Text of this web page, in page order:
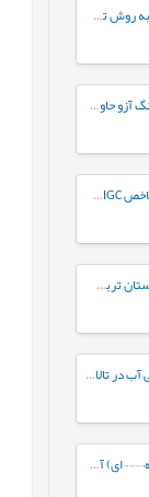
کاهش بار آلی فاضلاب کارخانه تولید روغن زیتون به روش تصفیه شیمیایی و بیولوژیک
شناسایی یون سیانید در محیط آبی با استفاده از رنگ آزو حاوی فنانتروایمیدازول
پایش وضعیت کیفی آب زیرزمینی، با استفاده از شاخص IRWQIGC، مطالعه موردی: دشت فریمان، تربت جام
ارزیابی وپهنه‌بندی کیفیت چاه‌های آب شرب شهرستان تربت‌جام و صالح‌آباد براساس شاخص (WQI) و نرم‌افزار GIS
كاربرد تصاویر RGBبه ¬منظور ارزیابی پارامتر کیفی آب در تالاب انزلي
: بررسی وضعیت آلودگی میکروبی (آنتروکوک روده¬¬¬¬ای) آب شناگاه‌های دریای خزر در سواحل استان گیلان